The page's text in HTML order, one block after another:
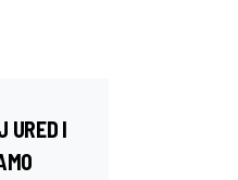
URED I